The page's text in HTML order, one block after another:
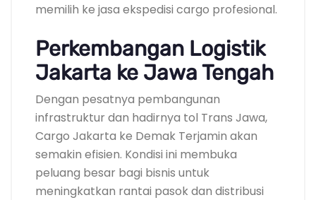
memilih ke jasa ekspedisi cargo profesional.
Perkembangan Logistik
Jakarta ke Jawa Tengah
Dengan pesatnya pembangunan
infrastruktur dan hadirnya tol Trans Jawa,
Cargo Jakarta ke Demak Terjamin akan
semakin efisien. Kondisi ini membuka
peluang besar bagi bisnis untuk
meningkatkan rantai pasok dan distribusi